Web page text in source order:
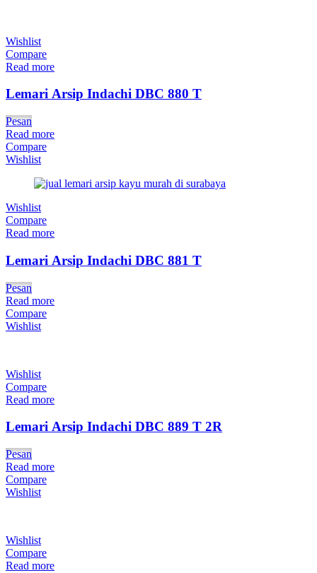
Wishlist
Compare
Read more
Lemari Arsip Indachi DBC 880 T
Pesan
Read more
Compare
Wishlist
Wishlist
Compare
Read more
Lemari Arsip Indachi DBC 881 T
Pesan
Read more
Compare
Wishlist
Wishlist
Compare
Read more
Lemari Arsip Indachi DBC 889 T 2R
Pesan
Read more
Compare
Wishlist
Wishlist
Compare
Read more